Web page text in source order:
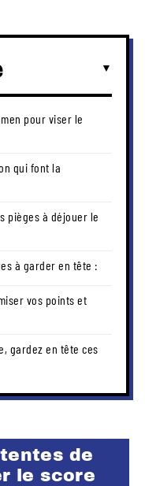
pour viser le
qui font la
pièges à déjouer le
à garder en tête :
vos points et
gardez en tête ces
de
le score